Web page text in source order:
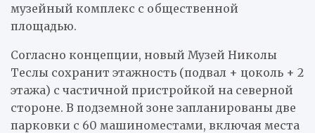
музейный комплекс с общественной
площадью.
Согласно концепции, новый Музей Николы
Теслы сохранит этажность (подвал + цоколь + 2
этажа) с частичной пристройкой на северной
стороне. В подземной зоне запланированы две
парковки с 60 машиноместами, включая места